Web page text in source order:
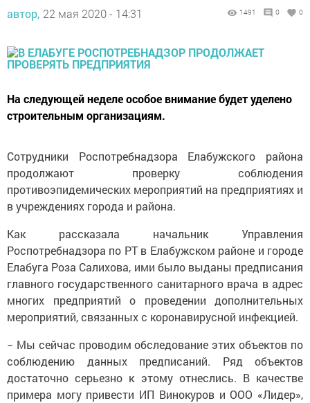
автор, 22 мая 2020 - 14:31 1491 0 0
На следующей неделе особое внимание будет уделено
строительным организациям.
Сотрудники Роспотребнадзора Елабужского района
продолжают проверку соблюдения
противоэпидемических мероприятий на предприятиях и
в учреждениях города и района.
Как рассказала начальник Управления
Роспотребнадзора по РТ в Елабужском районе и городе
Елабуга Роза Салихова, ими было выданы предписания
главного государственного санитарного врача в адрес
многих предприятий о проведении дополнительных
мероприятий, связанных с коронавирусной инфекцией.
− Мы сейчас проводим обследование этих объектов по
соблюдению данных предписаний. Ряд объектов
достаточно серьезно к этому отнеслись. В качестве
примера могу привести ИП Винокуров и ООО «Лидер»,